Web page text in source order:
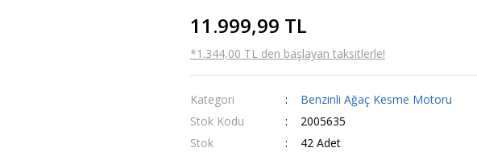
11.999,99 TL
*1.344,00 TL den başlayan taksitlerle!
Kategori
Benzinli Ağaç Kesme Motoru
Stok Kodu
2005635
Stok
42 Adet